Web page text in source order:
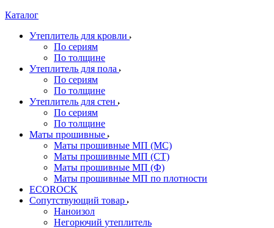
Каталог
Утеплитель для кровли
По сериям
По толщине
Утеплитель для пола
По сериям
По толщине
Утеплитель для стен
По сериям
По толщине
Маты прошивные
Маты прошивные МП (МС)
Маты прошивные МП (СТ)
Маты прошивные МП (Ф)
Маты прошивные МП по плотности
ECOROCK
Сопутствующий товар
Наноизол
Негорючий утеплитель